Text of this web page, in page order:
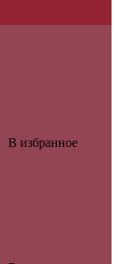
В избранное